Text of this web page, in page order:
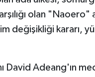
olan "Naoero"
değişikliği kararı,
David Adeang'ın